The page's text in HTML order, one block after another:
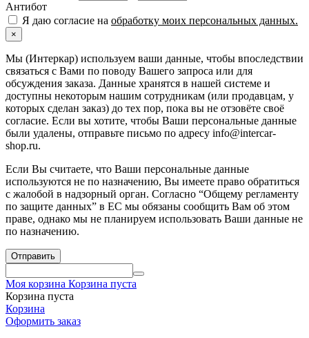
Антибот
Я даю согласие на обработку моих персональных данных.
×
Мы (Интеркар) используем ваши данные, чтобы впоследствии
связаться с Вами по поводу Вашего запроса или для
обсуждения заказа. Данные хранятся в нашей системе и
доступны некоторым нашим сотрудникам (или продавцам, у
которых сделан заказ) до тех пор, пока вы не отзовёте своё
согласие. Если вы хотите, чтобы Ваши персональные данные
были удалены, отправьте письмо по адресу info@intercar-
shop.ru.
Если Вы считаете, что Ваши персональные данные
используются не по назначению, Вы имеете право обратиться
с жалобой в надзорный орган. Согласно “Общему регламенту
по защите данных” в ЕС мы обязаны сообщить Вам об этом
праве, однако мы не планируем использовать Ваши данные не
по назначению.
Отправить
Моя корзина Корзина пуста
Корзина пуста
Корзина
Оформить заказ